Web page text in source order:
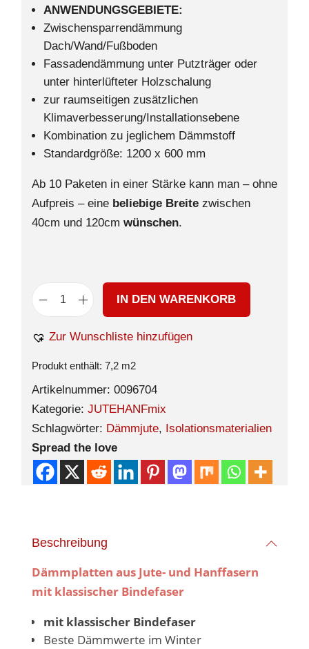
ANWENDUNGSGEBIETE:
Zwischensparrendämmung
Dach/Wand/Fußboden
Fassadendämmung unter Putzträger oder
unter hinterlüfteter Holzschalung
zur raumseitigen zusätzlichen
Klimaverbesserung/Installationsebene
Kombination zu jeglichem Dämmstoff
Standardgröße: 1200 x 600 mm
Ab 10 Paketen in einer Stärke kann man – ohne
Aufpreis – eine beliebige Breite zwischen
40cm und 120cm wünschen.
IN DEN WARENKORB
Zur Wunschliste hinzufügen
Produkt enthält: 7,2 m2
Artikelnummer: 0096704
Kategorie: JUTEHANFmix
Schlagwörter: Dämmjute, Isolationsmaterialien
Spread the love
Beschreibung
Dämmplatten aus Jute- und Hanffasern
mit klassischer Bindefaser
mit klassischer Bindefaser
Beste Dämmwerte im Winter